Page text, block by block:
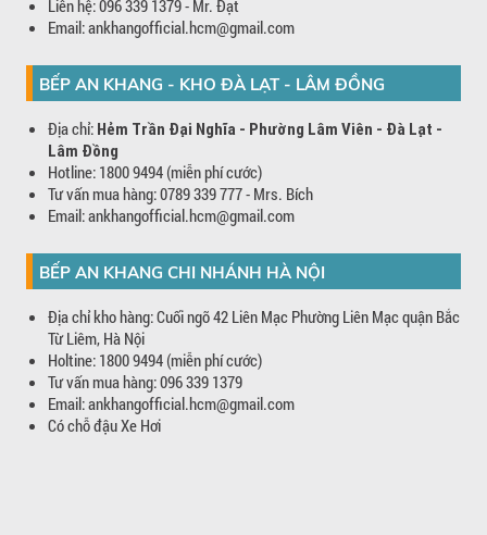
Liên hệ: 096 339 1379 - Mr. Đạt
Email: ankhangofficial.hcm@gmail.com
BẾP AN KHANG - KHO ĐÀ LẠT - LÂM ĐỒNG
Địa chỉ: Hẻm Trần Đại Nghĩa - Phường Lâm Viên - Đà Lạt -
Lâm Đồng
Hotline: 1800 9494 (miễn phí cước)
Tư vấn mua hàng: 0789 339 777 - Mrs. Bích
Email: ankhangofficial.hcm@gmail.com
BẾP AN KHANG CHI NHÁNH HÀ NỘI
Địa chỉ kho hàng: Cuối ngõ 42 Liên Mạc Phường Liên Mạc quận Bắc
Từ Liêm, Hà Nội
Holtine: 1800 9494 (miễn phí cước)
Tư vấn mua hàng: 096 339 1379
Email: ankhangofficial.hcm@gmail.com
Có chỗ đậu Xe Hơi